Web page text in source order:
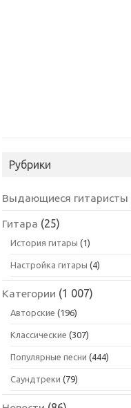
Рубрики
Выдающиеся гитаристы
Гитара (25)
История гитары (1)
Настройка гитары (4)
Категории (1 007)
Авторские (196)
Классические (307)
Популярные песни (444)
Саундтреки (79)